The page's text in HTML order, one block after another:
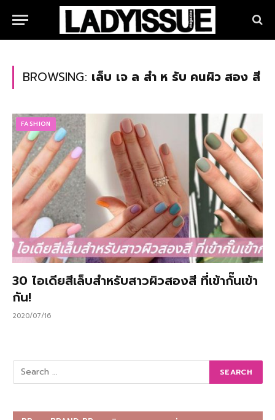
BROWSING: เล็บ เจ ล สํา ห รับ คนผิว สอง สี
FASHION
30 ไอเดียสีเล็บสำหรับสาวผิวสองสี ที่เข้ากั๊นเข้า
กัน!
2020/07/16